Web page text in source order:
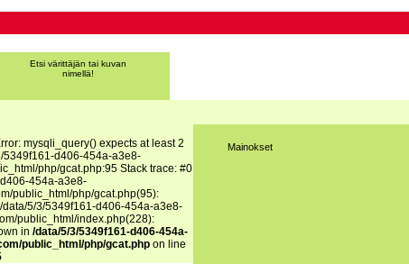
Etsi värittäjän tai kuvan
nimellä!
Mainokset
mysqli_query() expects at least 2
5349f161-d406-454a-a3e8-
php/gcat.php:95 Stack trace: #0
454a-a3e8-
public_html/php/gcat.php(95):
5/3/5349f161-d406-454a-a3e8-
public_html/index.php(228):
in /data/5/3/5349f161-d406-454a-
public_html/php/gcat.phpon line